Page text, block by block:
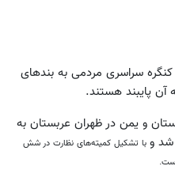
کنگره سراسری مردمی به بندهای
پایبند هستند.
و یمن در ظهران عربستان به
شد و با تشکیل کمیته‌های نظارت در شش